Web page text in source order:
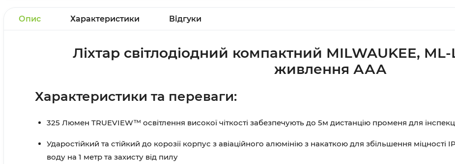
Опис Характеристики Відгуки
Ліхтар світлодіодний компактний MILWAUKEE,
живлення ААА
Характеристики та переваги:
325 Люмен TRUEVIEW™ освітлення високої чіткості забезпечують до 5м дистанцію променя для
Ударостійкий та стійкий до корозії корпус з авіаційного алюмінію з накаткою для збільшення
воду на 1 метр та захисту від пилу